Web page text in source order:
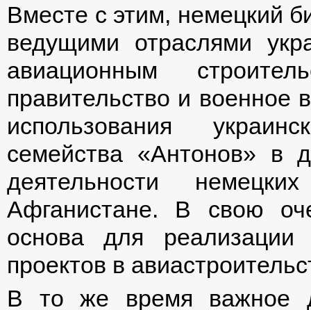
Вместе с этим, немецкий
ведущими отраслями
авиационным
правительство и военное
использования
семейства «Антонов» в
деятельности
Афганистане. В свою
основа для реализации
проектов в
В то же время важное